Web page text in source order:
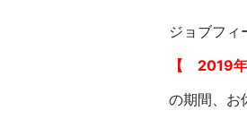
ジョブフィ
【 2019
の期間、お